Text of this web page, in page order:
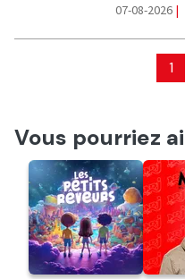
07-08-2026 |
1
Vous pourriez